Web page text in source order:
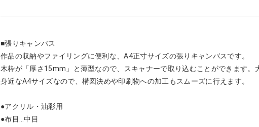
■張りキャンバス
作品の収納やファイリングに便利な、A4正寸サイズの張りキャンバスです。
木枠が「厚さ15mm」と薄型なので、スキャナーで取り込むことができます。
身近なA4サイズなので、構図決めや印刷物への加工もスムーズに行えます。
●アクリル・油彩用
●布目…中目